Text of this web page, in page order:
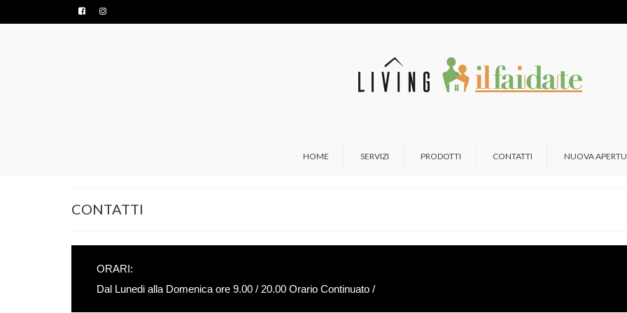
HOME SERVIZI PRODOTTI CONTATTI NUOVA
CONTATTI
ORARI:
Dal Lunedi alla Domenica ore 9.00 / 20.00 Orario Continuato /